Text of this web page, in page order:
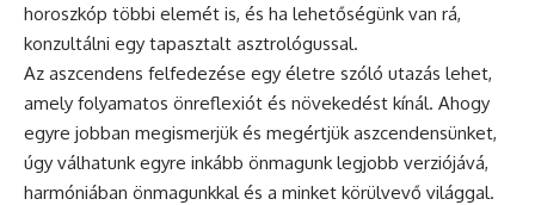
horoszkóp többi elemét is, és ha lehetőségünk van rá,
konzultálni egy tapasztalt asztrológussal.
Az aszcendens felfedezése egy életre szóló utazás lehet,
amely folyamatos önreflexiót és növekedést kínál. Ahogy
egyre jobban megismerjük és megértjük aszcendensünket,
úgy válhatunk egyre inkább önmagunk legjobb verziójává,
harmóniában önmagunkkal és a minket körülvevő világgal.